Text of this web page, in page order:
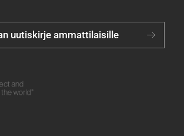
uutiskirje ammattilaisille